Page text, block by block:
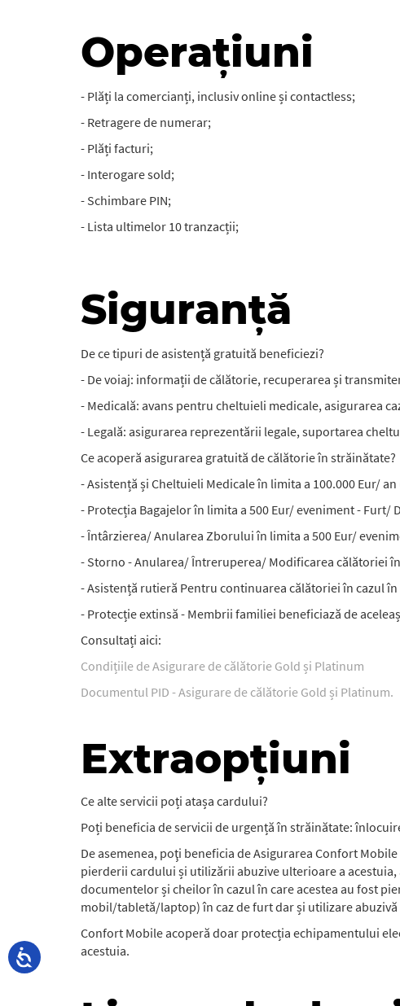
Operațiuni
- Plăți la comercianți, inclusiv online și contactless;
- Retragere de numerar;
- Plăți facturi;
- Interogare sold;
- Schimbare PIN;
- Lista ultimelor 10 tranzacții;
Siguranță
De ce tipuri de asistență gratuită beneficiezi?
- De voiaj: informații de călătorie, recuperarea și
- Medicală: avans pentru cheltuieli medicale, asigurarea
- Legală: asigurarea reprezentării legale, suportarea
Ce acoperă asigurarea gratuită de călătorie în străinătate?
- Asistență și Cheltuieli Medicale în limita a 100.000 Eur/
- Protecția Bagajelor în limita a 500 Eur/ eveniment - Furt/
- Întârzierea/ Anularea Zborului în limita a 500 Eur/
- Storno - Anularea/ Întreruperea/ Modificarea călătoriei
- Asistență rutieră Pentru continuarea călătoriei în cazul
- Protecție extinsă - Membrii familiei beneficiază de
Consultați aici:
Condițiile de Asigurare de călătorie Gold și Platinum
Documentul PID - Asigurare de călătorie Gold și Platinum.
Extraopțiuni
Ce alte servicii poți atașa cardului?
Poți beneficia de servicii de urgență în străinătate:
De asemenea, poţi beneficia de Asigurarea Confort
pierderii cardului și utilizării abuzive ulterioare a
documentelor și cheilor în cazul în care acestea au fost
mobil/tabletă/laptop) în caz de furt dar și utilizare abuzivă
Confort Mobile acoperă doar protecția echipamentului
acestuia.